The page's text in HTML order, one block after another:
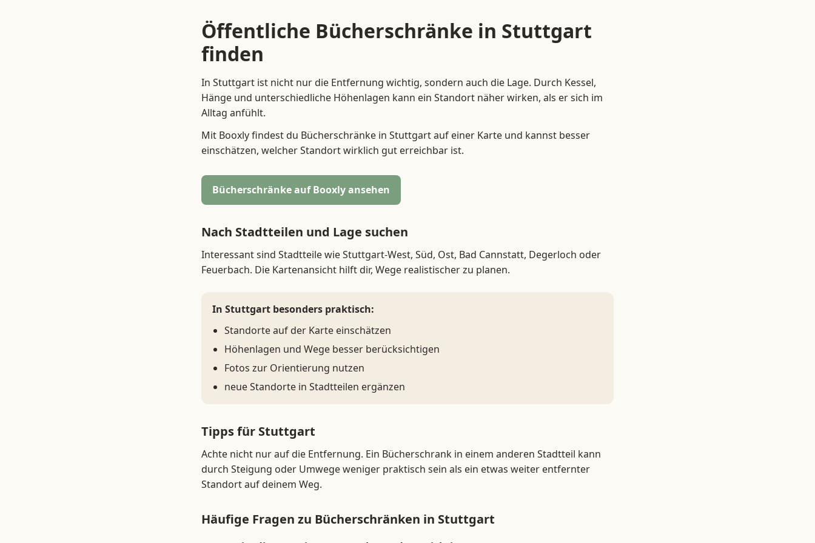
Öffentliche Bücherschränke in Stuttgart
finden
In Stuttgart ist nicht nur die Entfernung wichtig, sondern auch die Lage. Durch Kessel,
Hänge und unterschiedliche Höhenlagen kann ein Standort näher wirken, als er sich im
Alltag anfühlt.
Mit Booxly findest du Bücherschränke in Stuttgart auf einer Karte und kannst besser
einschätzen, welcher Standort wirklich gut erreichbar ist.
Bücherschränke auf Booxly ansehen
Nach Stadtteilen und Lage suchen
Interessant sind Stadtteile wie Stuttgart-West, Süd, Ost, Bad Cannstatt, Degerloch oder
Feuerbach. Die Kartenansicht hilft dir, Wege realistischer zu planen.
In Stuttgart besonders praktisch:
Standorte auf der Karte einschätzen
Höhenlagen und Wege besser berücksichtigen
Fotos zur Orientierung nutzen
neue Standorte in Stadtteilen ergänzen
Tipps für Stuttgart
Achte nicht nur auf die Entfernung. Ein Bücherschrank in einem anderen Stadtteil kann
durch Steigung oder Umwege weniger praktisch sein als ein etwas weiter entfernter
Standort auf deinem Weg.
Häufige Fragen zu Bücherschränken in Stuttgart